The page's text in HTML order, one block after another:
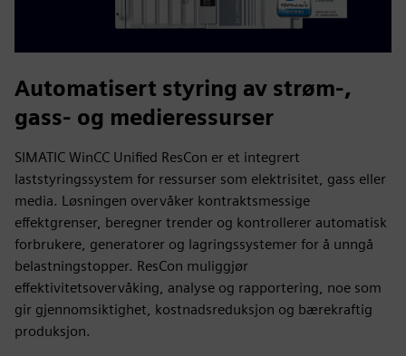
Automatisert styring av strøm-,
gass- og medieressurser
SIMATIC WinCC Unified ResCon er et integrert
laststyringssystem for ressurser som elektrisitet, gass eller
media. Løsningen overvåker kontraktsmessige
effektgrenser, beregner trender og kontrollerer automatisk
forbrukere, generatorer og lagringssystemer for å unngå
belastningstopper. ResCon muliggjør
effektivitetsovervåking, analyse og rapportering, noe som
gir gjennomsiktighet, kostnadsreduksjon og bærekraftig
produksjon.